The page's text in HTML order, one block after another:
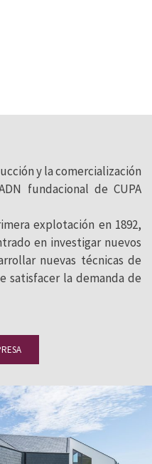
se instalan en
que,
historia, se ha
mundial en la
de la
y la comercialización
fundacional de CUPA
explotación en 1892,
en investigar nuevos
nuevas técnicas de
satisfacer la demanda de